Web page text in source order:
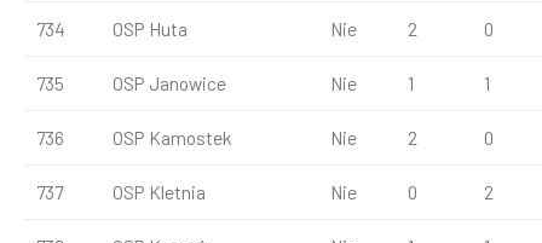
734 OSP Huta Nie 2 0
735 OSP Janowice Nie 1 1
736 OSP Kamostek Nie 2 0
737 OSP Kletnia Nie 0 2